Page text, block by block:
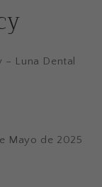
Luna Dental
Mayo de 2025